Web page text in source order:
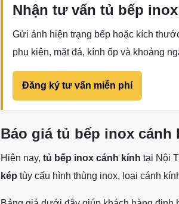
Nhận tư vấn tủ bếp
Gửi ảnh hiện trạng bếp hoặc kích
phụ kiện, mặt đá, kính ốp và khoảng
Đăng ký tư vấn miễn phí
Báo giá tủ bếp inox cánh
Hiện nay, tủ bếp inox cánh kính tại Nội
kép tùy cấu hình thùng inox, loại cánh